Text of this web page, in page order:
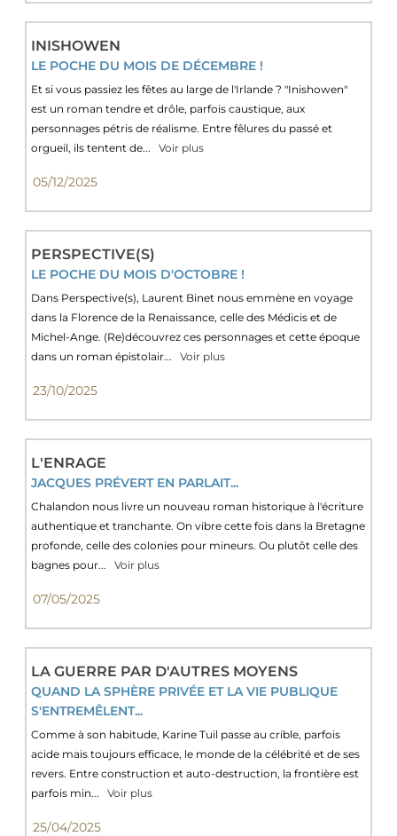
INISHOWEN
LE POCHE DU MOIS DE DÉCEMBRE !
Et si vous passiez les fêtes au large de l'Irlande ? "Inishowen"
est un roman tendre et drôle, parfois caustique, aux
personnages pétris de réalisme. Entre fêlures du passé et
orgueil, ils tentent de...
Voir plus
05/12/2025
PERSPECTIVE(S)
LE POCHE DU MOIS D'OCTOBRE !
Dans Perspective(s), Laurent Binet nous emmène en voyage
dans la Florence de la Renaissance, celle des Médicis et de
Michel-Ange. (Re)découvrez ces personnages et cette époque
dans un roman épistolair...
Voir plus
23/10/2025
L'ENRAGE
JACQUES PRÉVERT EN PARLAIT...
Chalandon nous livre un nouveau roman historique à l'écriture
authentique et tranchante. On vibre cette fois dans la Bretagne
profonde, celle des colonies pour mineurs. Ou plutôt celle des
bagnes pour...
Voir plus
07/05/2025
LA GUERRE PAR D'AUTRES MOYENS
QUAND LA SPHÈRE PRIVÉE ET LA VIE PUBLIQUE
S'ENTREMÊLENT...
Comme à son habitude, Karine Tuil passe au crible, parfois
acide mais toujours efficace, le monde de la célébrité et de ses
revers. Entre construction et auto-destruction, la frontière est
parfois min...
Voir plus
25/04/2025